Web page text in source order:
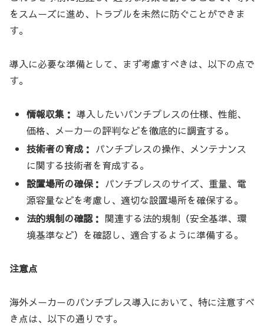
をスムーズに進め、トラブルを未然に防ぐことができま
す。
導入に必要な準備として、まず考慮すべきは、以下の点で
す。
情報収集： 導入したいパンチプレスの仕様、性能、
価格、メーカーの評判などを徹底的に調査する。
技術者の育成： パンチプレスの操作、メンテナンス
に関する技術者を育成する。
設置場所の確保： パンチプレスのサイズ、重量、電
源容量などを考慮し、適切な設置場所を確保する。
法的規制の確認： 関連する法的規制（安全基準、環
境基準など）を確認し、適合するように準備する。
注意点
海外メーカーのパンチプレス導入において、特に注意すべ
き点は、以下の通りです。